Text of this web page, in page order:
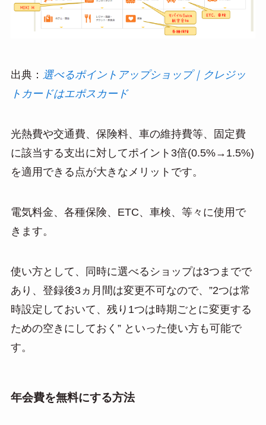
出典： 選べるポイントアップショップ｜クレジッ
トカードはエポスカード
光熱費や交通費、保険料、車の維持費等、固定費
に該当する支出に対してポイント3倍(0.5%→1.5%)
を適用できる点が大きなメリットです。
電気料金、各種保険、ETC、車検、等々に使用で
きます。
使い方として、同時に選べるショップは3つまでで
あり、登録後3ヵ月間は変更不可なので、”2つは常
時設定しておいて、残り1つは時期ごとに変更する
ための空きにしておく” といった使い方も可能で
す。
年会費を無料にする方法